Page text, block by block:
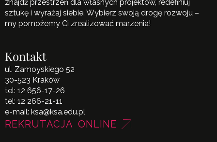
znajdź przestrzeń dla własnych projektów, redefiniuj
sztukę i wyrażaj siebie. Wybierz swoją drogę rozwoju –
my pomożemy Ci zrealizować marzenia!
Kontakt
ul. Zamoyskiego 52
30-523 Kraków
tel: 12 656-17-26
tel: 12 266-21-11
e-mail: ksa@ksa.edu.pl
REKRUTACJA ONLINE